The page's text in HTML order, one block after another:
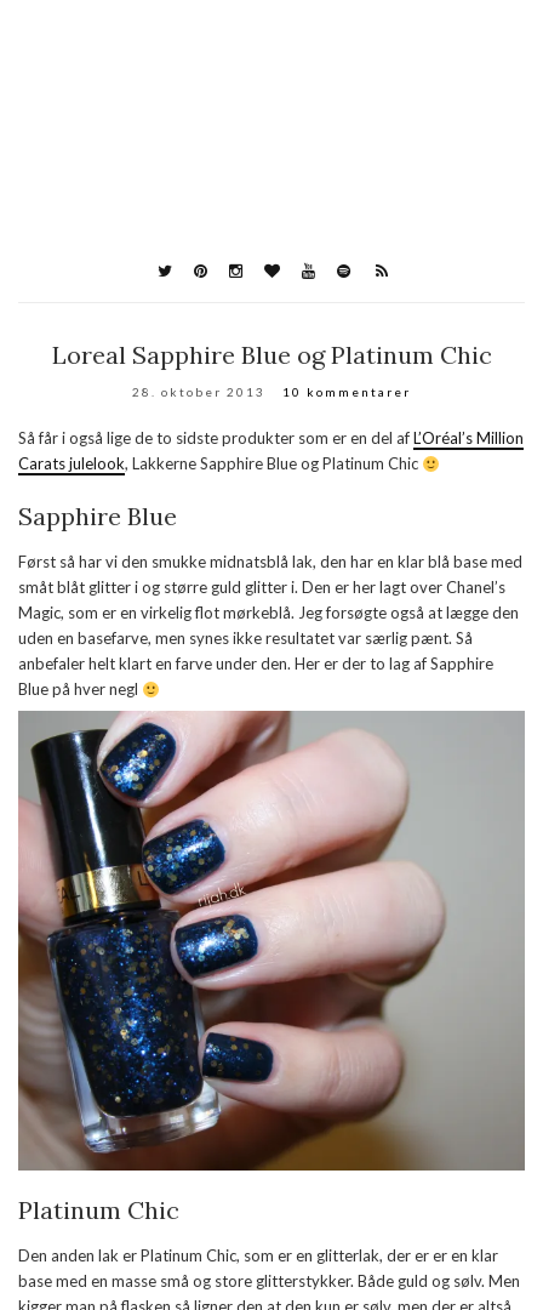
Loreal Sapphire Blue og Platinum Chic
28. oktober 2013 10 kommentarer
Så får i også lige de to sidste produkter som er en del afL’Oréal’s Million
Carats julelook, Lakkerne Sapphire Blue og Platinum Chic
Sapphire Blue
Først så har vi den smukke midnatsblå lak, den har en klar blå base med
småt blåt glitter i og større guld glitter i. Den er her lagt over Chanel’s
Magic, som er en virkelig flot mørkeblå. Jeg forsøgte også at lægge den
uden en basefarve, men synes ikke resultatet var særlig pænt. Så
anbefaler helt klart en farve under den. Her er der to lag af Sapphire
Blue på hver negl
Platinum Chic
Den anden lak er Platinum Chic, som er en glitterlak, der er er en klar
base med en masse små og store glitterstykker. Både guld og sølv. Men
kigger man på flasken så ligner den at den kun er sølv, men der er altså